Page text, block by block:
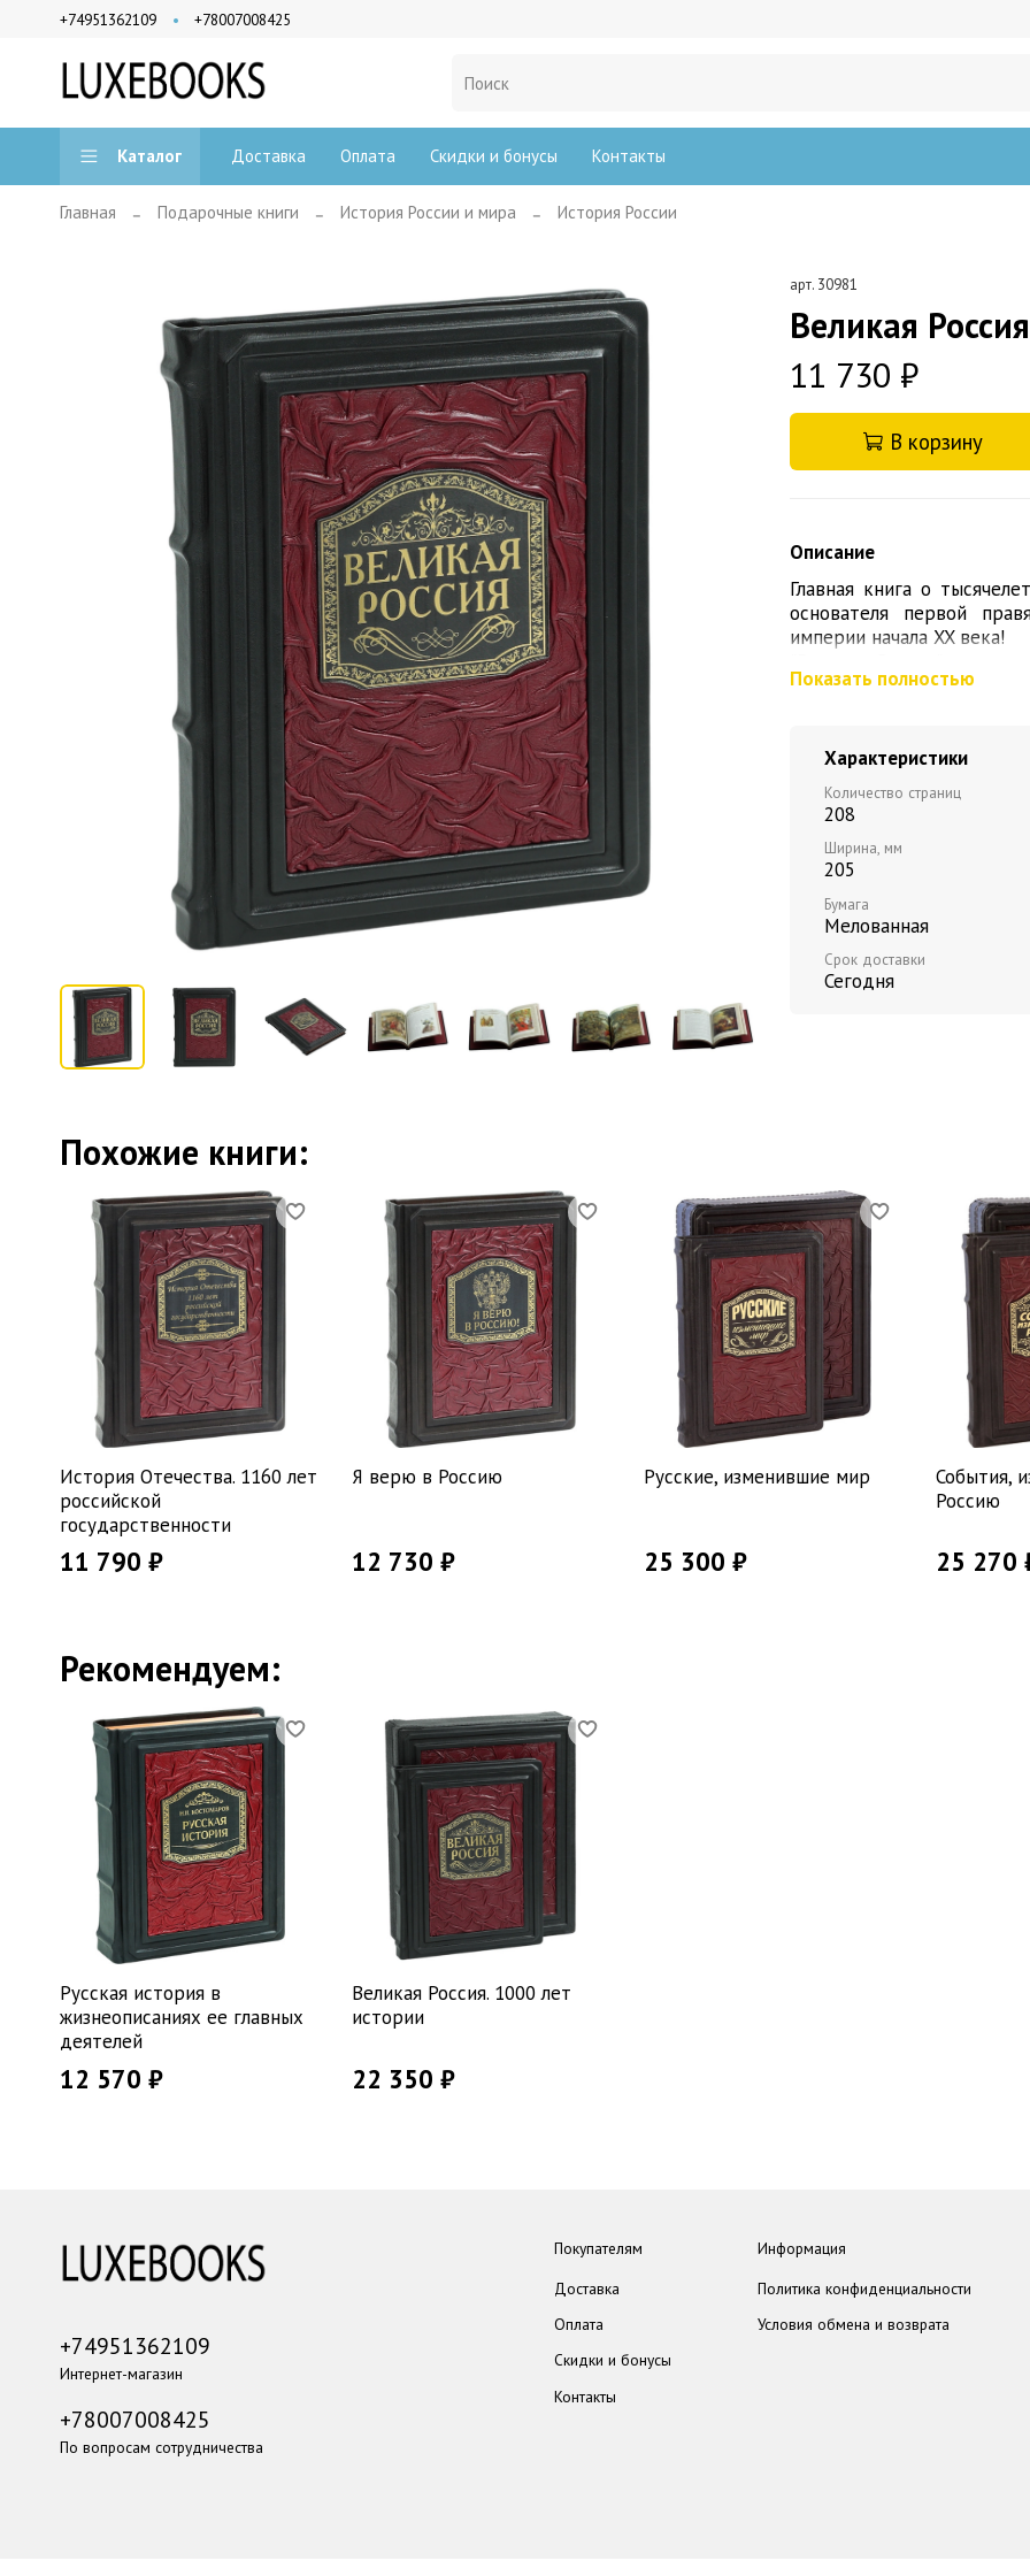
+74951362109 +78007008425
Каталог Доставка Оплата Скидки и бонусы Контакты
Главная Подарочные книги История России и мира История России
арт. 30981
Великая
11 730 ₽
В корзину
Описание
Главная книга о
основателя первой
империи начала XX века!
300 лет: впервые в
Соловьева до трудов
Платонова.
Увлекательное
правителей
подвигами и именами
Книга красочно
Показать полностью
Характеристики
Количество страниц
208
Ширина, мм
205
Бумага
Мелованная
Срок доставки
Сегодня
Похожие книги:
История Отечества. 1160 лет
российской
государственности
11 790 ₽
Я верю в Россию
12 730 ₽
Русские, изменившие мир
25 300 ₽
События,
Россию
25 270
Рекомендуем:
Русская история в
жизнеописаниях ее главных
деятелей
12 570 ₽
Великая Россия. 1000 лет
истории
22 350 ₽
Покупателям
Доставка
Оплата
Скидки и бонусы
Контакты
Информация
Политика конфиденциальности
Условия обмена и возврата
+74951362109
Интернет-магазин
+78007008425
По вопросам сотрудничества